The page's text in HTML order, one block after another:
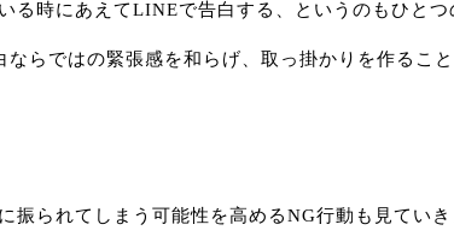
時にあえてLINEで告白する、というのもひとつ
らではの緊張感を和らげ、取っ掛かりを作ること
られてしまう可能性を高めるNG行動も見ていき